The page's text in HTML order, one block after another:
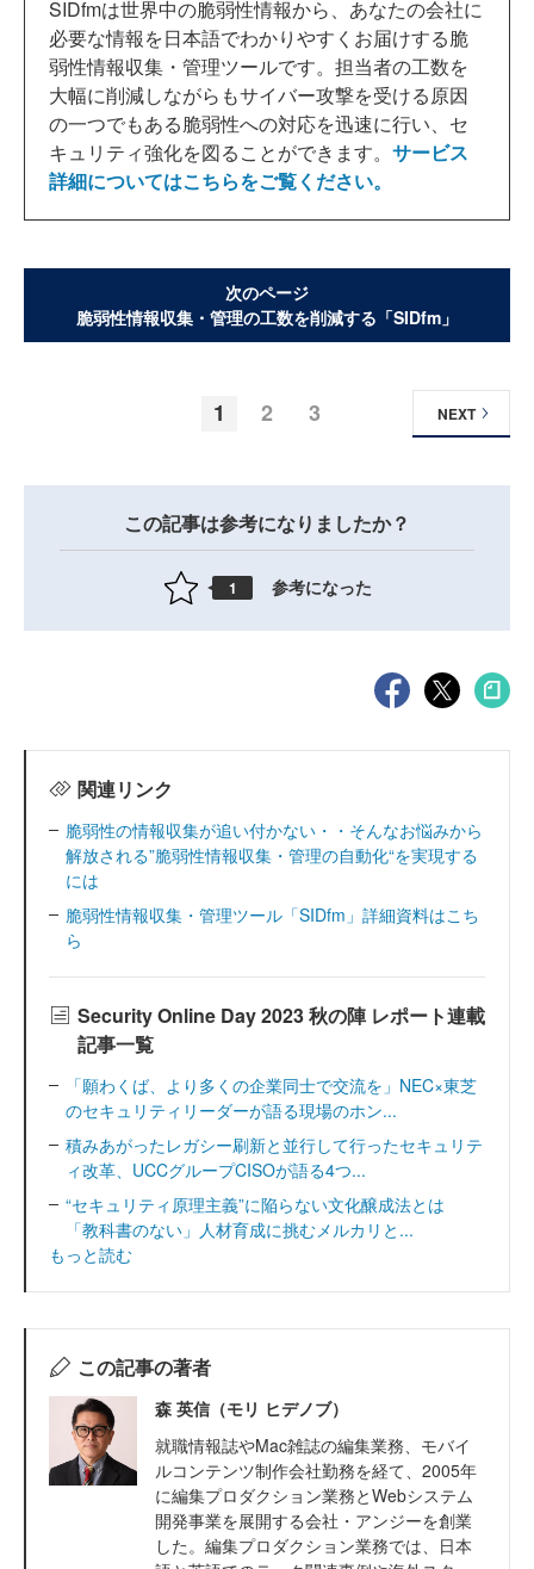
SIDfmは世界中の脆弱性情報から、あなたの会社に
必要な情報を日本語でわかりやすくお届けする脆
弱性情報収集・管理ツールです。担当者の工数を
大幅に削減しながらもサイバー攻撃を受ける原因
の一つでもある脆弱性への対応を迅速に行い、セ
キュリティ強化を図ることができます。 サービス
詳細についてはこちらをご覧ください。
次のページ
脆弱性情報収集・管理の工数を削減する「SIDfm」
1 2 3 NEXT
この記事は参考になりましたか？
1 参考になった
関連リンク
脆弱性の情報収集が追い付かない・・そんなお悩みから
解放される”脆弱性情報収集・管理の自動化“を実現する
には
脆弱性情報収集・管理ツール「SIDfm」詳細資料はこち
ら
Security Online Day 2023 秋の陣 レポート連載
記事一覧
「願わくば、より多くの企業同士で交流を」NEC×東芝
のセキュリティリーダーが語る現場のホン...
積みあがったレガシー刷新と並行して行ったセキュリテ
ィ改革、UCCグループCISOが語る4つ...
“セキュリティ原理主義”に陥らない文化醸成法とは
「教科書のない」人材育成に挑むメルカリと...
もっと読む
この記事の著者
森 英信（モリ ヒデノブ）
就職情報誌やMac雑誌の編集業務、モバイ
ルコンテンツ制作会社勤務を経て、2005年
に編集プロダクション業務とWebシステム
開発事業を展開する会社・アンジーを創業
した。編集プロダクション業務では、日本